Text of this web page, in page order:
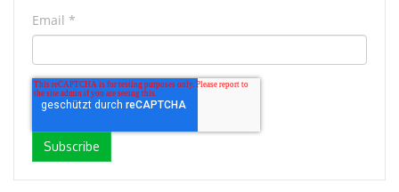
Email *